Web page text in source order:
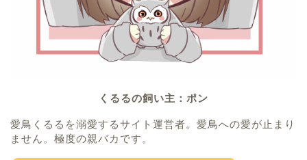
くるるの飼い主：ポン
愛鳥くるるを溺愛するサイト運営者。愛鳥への愛が止まり
ません。極度の親バカです。